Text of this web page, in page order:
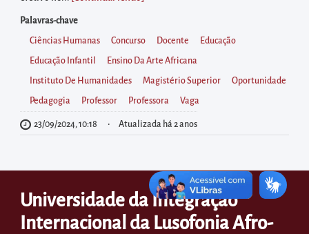
realizar
buscas
internas
Acessar
diretamente
as
informações
Palavras-chave
Ciências Humanas Concurso Docente Educação
Educação Infantil Ensino Da Arte Africana
Instituto De Humanidades Magistério Superior Oportunidade
Pedagogia Professor Professora Vaga
23/09/2024, 10:18 Atualizada há 2 anos
Universidade da Integração
Internacional da Lusofonia Afro-